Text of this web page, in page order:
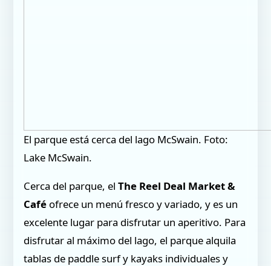
El parque está cerca del lago McSwain. Foto:
Lake McSwain.
Cerca del parque, elThe Reel Deal Market &
Café ofrece un menú fresco y variado, y es un
excelente lugar para disfrutar un aperitivo. Para
disfrutar al máximo del lago, el parque alquila
tablas de paddle surf y kayaks individuales y